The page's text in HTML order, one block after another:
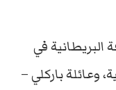
البريطانية في
وعائلة باركلي –